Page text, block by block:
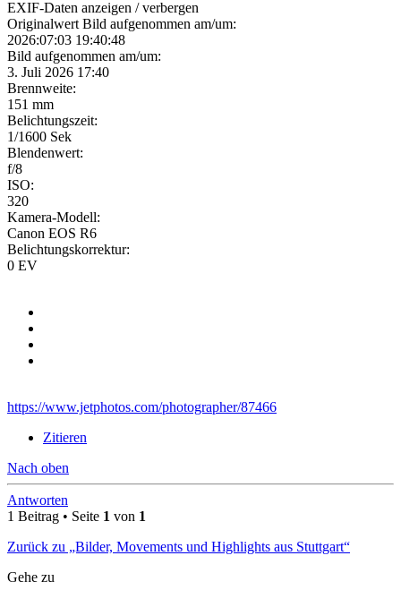
EXIF-Daten anzeigen / verbergen
Originalwert Bild aufgenommen am/um:
2026:07:03 19:40:48
Bild aufgenommen am/um:
3. Juli 2026 17:40
Brennweite:
151 mm
Belichtungszeit:
1/1600 Sek
Blendenwert:
f/8
ISO:
320
Kamera-Modell:
Canon EOS R6
Belichtungskorrektur:
0 EV
https://www.jetphotos.com/photographer/87466
Zitieren
Nach oben
Antworten
1 Beitrag • Seite 1 von 1
Zurück zu „Bilder, Movements und Highlights aus Stuttgart“
Gehe zu